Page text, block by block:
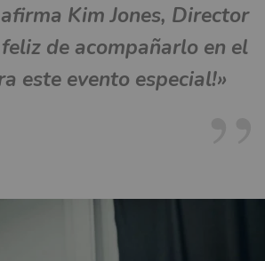
Kim Jones, Director
de acompañarlo en el
este evento especial!»